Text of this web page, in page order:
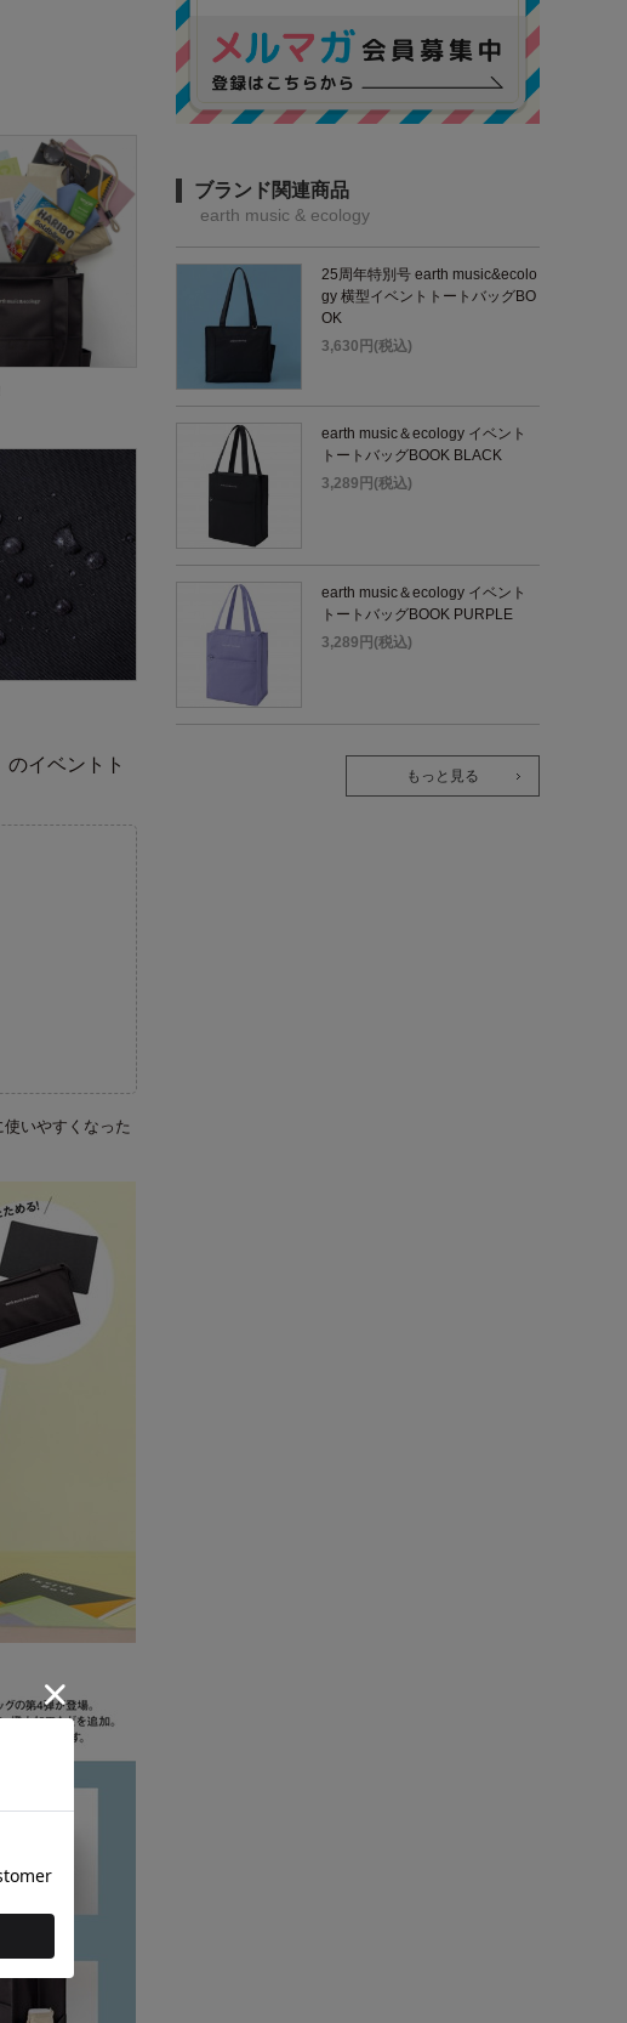
イベントト
いやすくなった
ブランド関連商品
earth music & ecology
25周年特別号 earth music&ecolo
gy 横型イベントトートバッグBO
OK
3,630円(税込)
earth music＆ecology イベント
トートバッグBOOK BLACK
3,289円(税込)
earth music＆ecology イベント
トートバッグBOOK PURPLE
3,289円(税込)
もっと見る